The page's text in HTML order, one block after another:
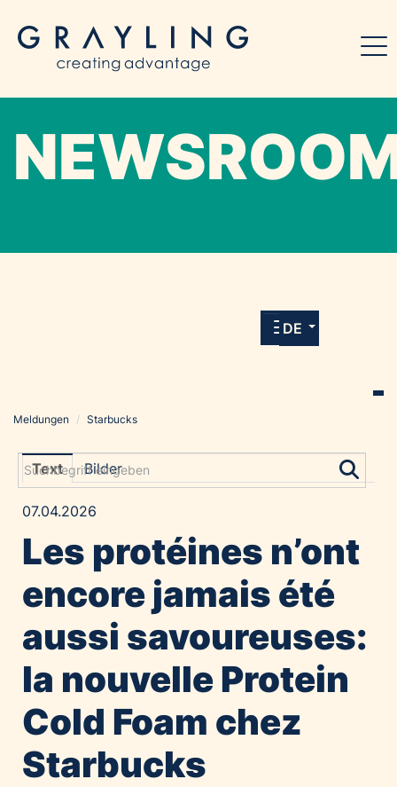
allen Meldungen und Downloads unserer
DE
Grayling Agentur
Amadeus Austrian Music Awards
Constantia Flexibles
Costa Kreuzfahrten
Emirates
Expo 2025 Osaka
GE HealthCare
Meldungen / Starbucks
Text Bilder
07.04.2026
Les protéines n’ont
encore jamais été
aussi savoureuses:
la nouvelle Protein
Cold Foam chez
Starbucks